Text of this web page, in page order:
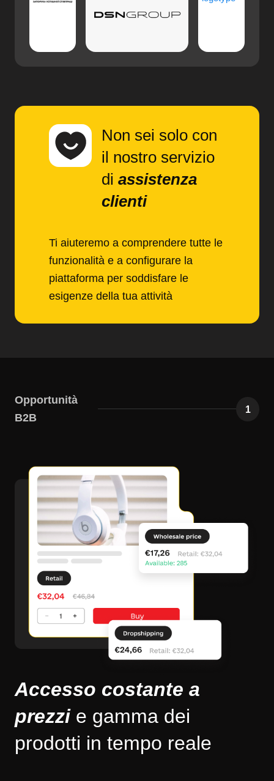
Non sei solo con
il nostro servizio
di assistenza
clienti
Ti aiuteremo a comprendere tutte le
funzionalità e a configurare la
piattaforma per soddisfare le
esigenze della tua attività
Opportunità
B2B
1
Accesso costante a
prezzie gamma dei
prodotti in tempo reale